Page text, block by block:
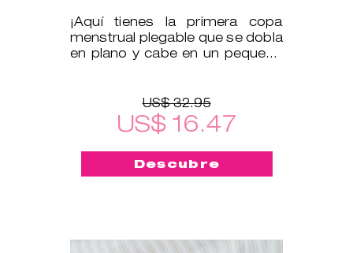
¡Aquí tienes la primera copa
menstrual plegable que se dobla
en plano y cabe en un pequeño
US$ 32.95
US$ 16.47
Descubre